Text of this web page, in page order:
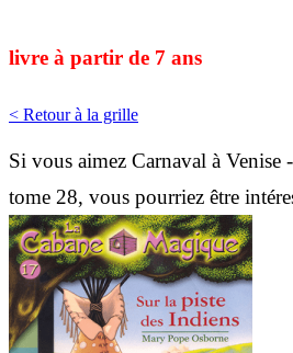
livre à partir de 7 ans
< Retour à la grille
Si vous aimez Carnaval à Venise
tome 28, vous pourriez être